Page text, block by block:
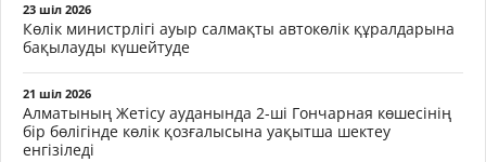
23 шіл 2026
Көлік министрлігі ауыр салмақты автокөлік құралдарына
бақылауды күшейтуде
21 шіл 2026
Алматының Жетісу ауданында 2-ші Гончарная көшесінің
бір бөлігінде көлік қозғалысына уақытша шектеу
енгізіледі